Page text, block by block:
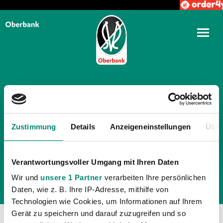
Zustimmung Details Anzeigeneinstellungen
Verantwortungsvoller Umgang mit Ihren Daten
Wir und unsere 1 Partner verarbeiten Ihre persönlichen
Daten, wie z. B. Ihre IP-Adresse, mithilfe von
Technologien wie Cookies, um Informationen auf Ihrem
Gerät zu speichern und darauf zuzugreifen und so
TÄGLICHE ARCHIVE: 29.
OKTOBER 2023